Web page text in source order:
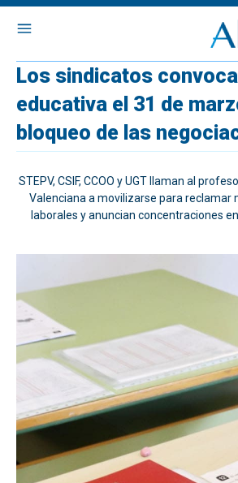
Los sindicatos
educativa el 31 de
bloqueo de las
STEPV, CSIF, CCOO y UGT llaman al
Valenciana a movilizarse para reclamar
laborales y anuncian concentraciones